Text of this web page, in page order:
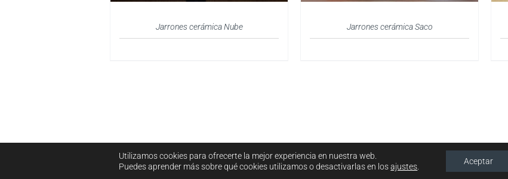
Jarrones cerámica Nube Jarrones cerámica Saco
Utilizamos cookies para ofrecerte la mejor experiencia en nuestra web.
Puedes aprender más sobre qué cookies utilizamos o desactivarlas en losajustes
Aceptar